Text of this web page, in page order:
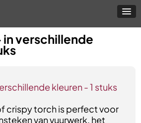
verschillende
kleuren - 1 stuks
crispy torch is perfect voor
van vuurwerk, het